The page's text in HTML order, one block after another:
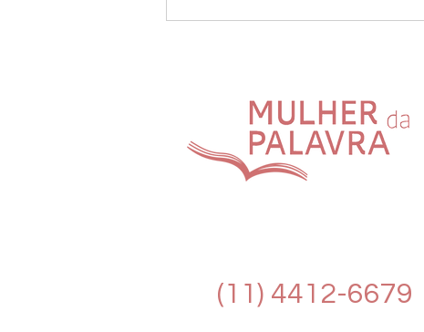
O consumismo nos mantém
(11) 4412-6679